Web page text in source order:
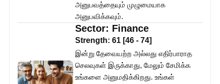
அனுபவத்தையும் முழுமையாக
அனுபவிக்கவும்.
Sector: Finance
Strength: 61 [46 - 74]
இன்று தேவையற்ற அல்லது எதிர்பாராத
செலவுகள் இருக்காது, மேலும் சேமிக்க
உங்களை அனுமதிக்கிறது. உங்கள்